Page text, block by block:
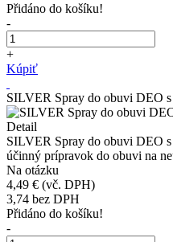
Přidáno do košíku!
-
+
Kúpiť
SILVER Spray do obuvi DEO
Detail
SILVER Spray do obuvi DEO
účinný prípravok do obuvi na
Na otázku
4,49 € (vč. DPH)
3,74 bez DPH
Přidáno do košíku!
-